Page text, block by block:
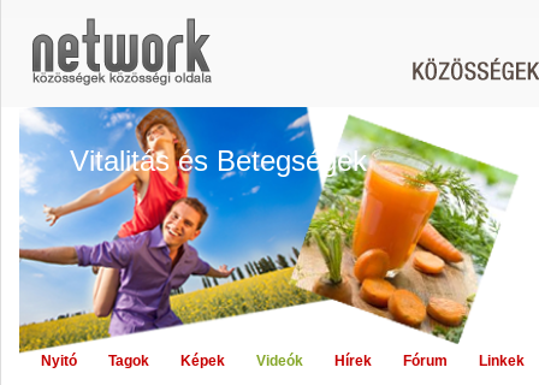
Vitalitás és Betegségek
Nyitó Tagok Képek Videók Hírek Fórum Linkek